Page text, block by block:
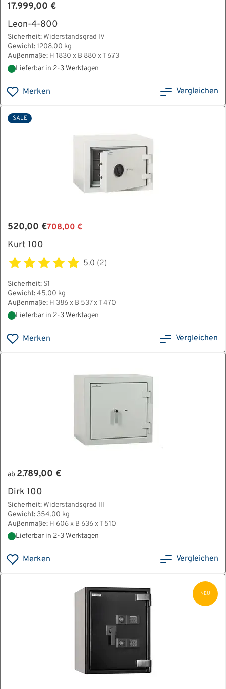
17.999,00 €
Leon-4-800
Sicherheit: Widerstandsgrad IV
Gewicht:1208.00 kg
Außenmaße: H 1830 x B 880 x T 673
Lieferbar in 2-3 Werktagen
Merken Vergleichen
SALE
520,00 €708,00 €
Kurt 100
5.0 (2)
Sicherheit: S1
Gewicht:45.00 kg
Außenmaße: H 386 x B 537 x T 470
Lieferbar in 2-3 Werktagen
Merken Vergleichen
ab 2.789,00 €
Dirk 100
Sicherheit: Widerstandsgrad III
Gewicht: 354.00 kg
Außenmaße: H 606 x B 636 x T 510
Lieferbar in 2-3 Werktagen
Merken Vergleichen
NEU